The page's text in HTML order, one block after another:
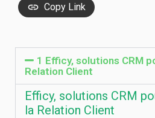
Copy Link
1 Efficy, solutions CRM
Relation Client
Efficy, solutions CRM
la Relation Client